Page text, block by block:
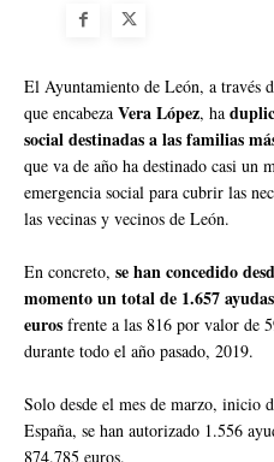
El Ayuntamiento de León, a través
que encabeza Vera López, ha
social destinadas a las familias
que va de año ha destinado casi un
emergencia social para cubrir las
las vecinas y vecinos de León.
En concreto, se han concedido
momento un total de 1.657
euros frente a las 816 por valor de
durante todo el año pasado, 2019.
Solo desde el mes de marzo, inicio
España, se han autorizado 1.556
874.785 euros.